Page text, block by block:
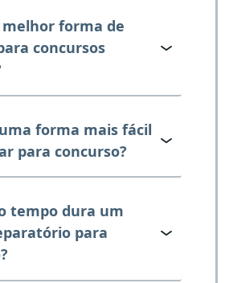
melhor forma de
concursos
forma mais fácil
para concurso?
tempo dura um
para